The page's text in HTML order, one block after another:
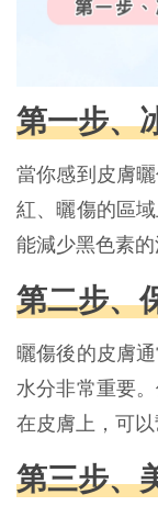
第一步、
當你感到皮膚
紅、曬傷的區
能減少黑色素的
第二步、
曬傷後的皮膚
水分非常重要
在皮膚上，可以
第三步、